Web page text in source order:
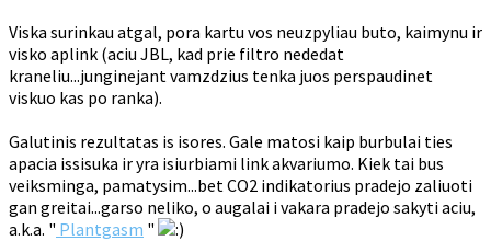
Viska surinkau atgal, pora kartu vos neuzpyliau buto, kaimynu ir
visko aplink (aciu JBL, kad prie filtro nededat
kraneliu...junginejant vamzdzius tenka juos perspaudinet
viskuo kas po ranka).
Galutinis rezultatas is isores. Gale matosi kaip burbulai ties
apacia issisuka ir yra isiurbiami link akvariumo. Kiek tai bus
veiksminga, pamatysim...bet CO2 indikatorius pradejo zaliuoti
gan greitai...garso neliko, o augalai i vakara pradejo sakyti aciu,
a.k.a. " Plantgasm "